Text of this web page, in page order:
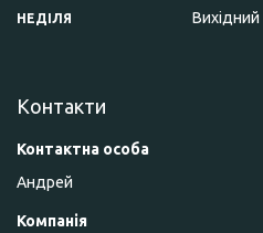
НЕДІЛЯ Вихідний
Контакти
Андрей